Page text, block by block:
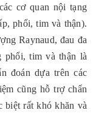
cơ quan nội tạng
phổi, tim và thận).
Raynaud, đau đa
phổi, tim và thận là
đoán dựa trên các
cũng hỗ trợ chẩn
biệt rất khó khăn và